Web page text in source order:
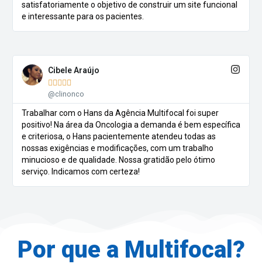
satisfatoriamente o objetivo de construir um site funcional
e interessante para os pacientes.
Cibele Araújo

@clinonco
Trabalhar com o Hans da Agência Multifocal foi super
positivo! Na área da Oncologia a demanda é bem específica
e criteriosa, o Hans pacientemente atendeu todas as
nossas exigências e modificações, com um trabalho
minucioso e de qualidade. Nossa gratidão pelo ótimo
serviço. Indicamos com certeza!
Por que a Multifocal?